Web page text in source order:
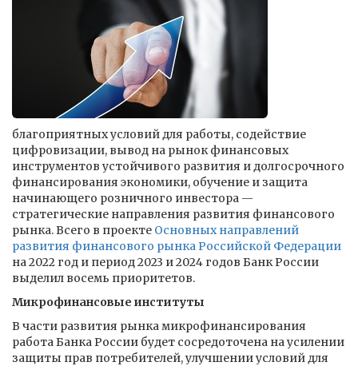
благоприятных условий для работы, содействие
цифровизации, вывод на рынок финансовых
инструментов устойчивого развития и долгосрочного
финансирования экономики, обучение и защита
начинающего розничного инвестора —
стратегические направления развития финансового
рынка. Всего в проекте Основных направлений
развития финансового рынка Российской Федерации
на 2022 год и период 2023 и 2024 годов Банк России
выделил восемь приоритетов.
Микрофинансовые институты
В части развития рынка микрофинансирования
работа Банка России будет сосредоточена на усилении
защиты прав потребителей, улучшении условий для